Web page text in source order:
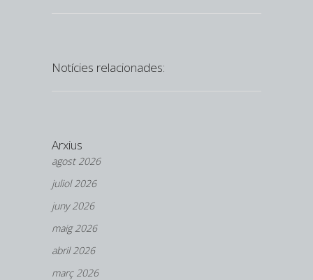
Notícies relacionades:
Arxius
agost 2026
juliol 2026
juny 2026
maig 2026
abril 2026
març 2026